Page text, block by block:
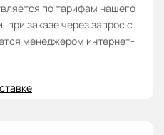
по тарифам нашего
при заказе через запрос с
менеджером интернет-